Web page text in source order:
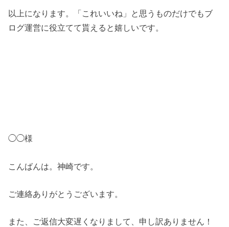
以上になります。「これいいね」と思うものだけでもブ
ログ運営に役立てて貰えると嬉しいです。
◯◯様
こんばんは。神崎です。
ご連絡ありがとうございます。
また、ご返信大変遅くなりまして、申し訳ありません！